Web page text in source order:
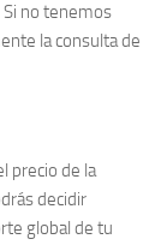
no tenemos
la consulta de
precio de la
decidir
global de tu